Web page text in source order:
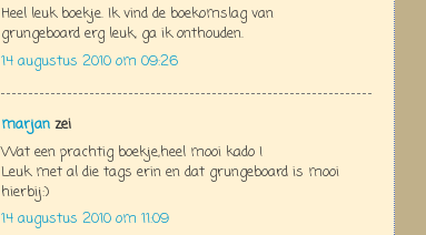
Heel leuk boekje. Ik vind de boekomslag van
grungeboard erg leuk, ga ik onthouden.
14 augustus 2010 om 09:26
marjan zei
Wat een prachtig boekje,heel mooi kado !
Leuk met al die tags erin en dat grungeboard is mooi
hierbij:)
14 augustus 2010 om 11:09